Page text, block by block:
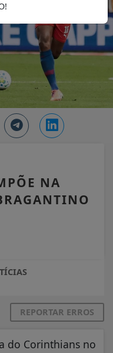
NA
REPORTAR ERROS
do Corinthians no